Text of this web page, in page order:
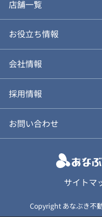
あなぶきの買取
仲介と買取のメリット・
動画やパンフレットで見る
購入の流れ
購入前も後も安心サポート
お気に入り
店舗一覧
お役立ち情報
不動産Q&A
アルファジャーナル
会社情報
会社概要
スタッフ紹介
個人情報保護方針
カスタマーハラスメン
保険募集（勧誘）方針
採用情報
新卒採用について
キャリア採用について
応募に関する個人情報
お問い合わせ
サイトマ
Copyright あなぶき不